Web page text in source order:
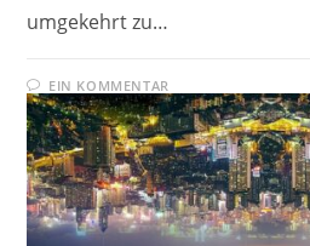
umgekehrt zu…
EIN KOMMENTAR